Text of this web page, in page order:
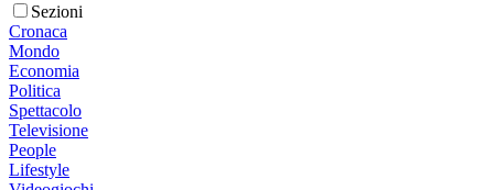
Sezioni
Cronaca
Mondo
Economia
Politica
Spettacolo
Televisione
People
Lifestyle